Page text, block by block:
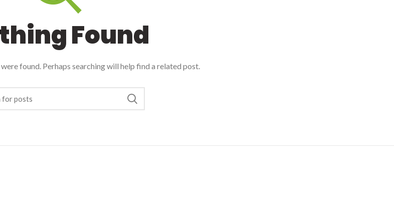
Found
found. Perhaps searching will help find a related post.